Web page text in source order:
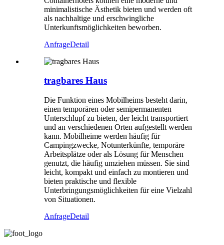
minimalistische Ästhetik bieten und werden oft
als nachhaltige und erschwingliche
Unterkunftsmöglichkeiten beworben.
AnfrageDetail
tragbares Haus
Die Funktion eines Mobilheims besteht darin,
einen temporären oder semipermanenten
Unterschlupf zu bieten, der leicht transportiert
und an verschiedenen Orten aufgestellt werden
kann. Mobilheime werden häufig für
Campingzwecke, Notunterkünfte, temporäre
Arbeitsplätze oder als Lösung für Menschen
genutzt, die häufig umziehen müssen. Sie sind
leicht, kompakt und einfach zu montieren und
bieten praktische und flexible
Unterbringungsmöglichkeiten für eine Vielzahl
von Situationen.
AnfrageDetail